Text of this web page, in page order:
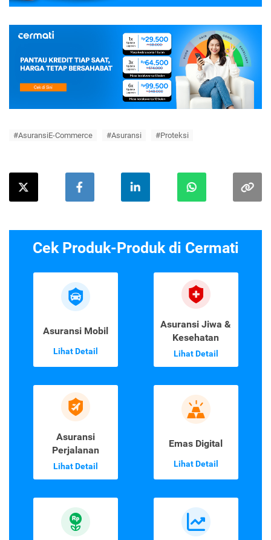
#AsuransiE-Commerce #Asuransi #Proteksi
Cek Produk-Produk di Cermati
Asuransi Mobil
Lihat Detail
Asuransi Jiwa &
Kesehatan
Lihat Detail
Asuransi
Perjalanan
Lihat Detail
Emas Digital
Lihat Detail